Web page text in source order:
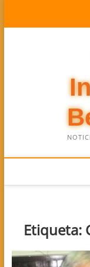
Etiqueta: